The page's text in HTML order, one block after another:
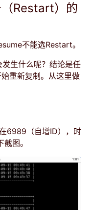
Restart）的
不能选Restart。
生什么呢？结论是任
重新复制。从这里做
6989（自增ID），时
图。